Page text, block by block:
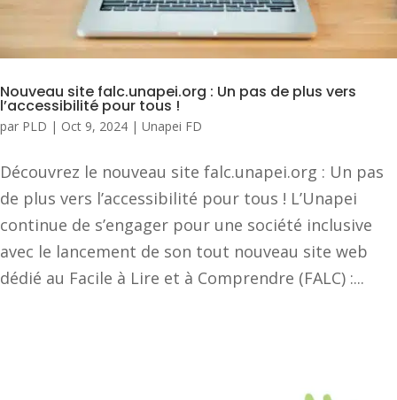
Nouveau site falc.unapei.org : Un pas de plus vers
l’accessibilité pour tous !
par PLD | Oct 9, 2024 | Unapei FD
Découvrez le nouveau site falc.unapei.org : Un pas
de plus vers l’accessibilité pour tous ! L’Unapei
continue de s’engager pour une société inclusive
avec le lancement de son tout nouveau site web
dédié au Facile à Lire et à Comprendre (FALC) :...